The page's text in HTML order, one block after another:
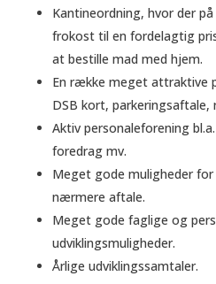
Kantineordning, hvor der
frokost til en fordelagtig
at bestille mad med hjem.
En række meget attraktive
DSB kort, parkeringsaftale,
Aktiv personaleforening
foredrag mv.
Meget gode muligheder
nærmere aftale.
Meget gode faglige og
udviklingsmuligheder.
Årlige udviklingssamtaler.